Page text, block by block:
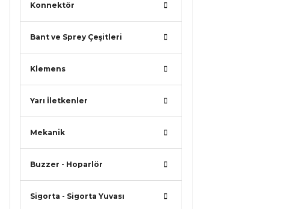
Konnektör
Bant ve Sprey Çeşitleri
Klemens
Yarı İletkenler
Mekanik
Buzzer - Hoparlör
Sigorta - Sigorta Yuvası